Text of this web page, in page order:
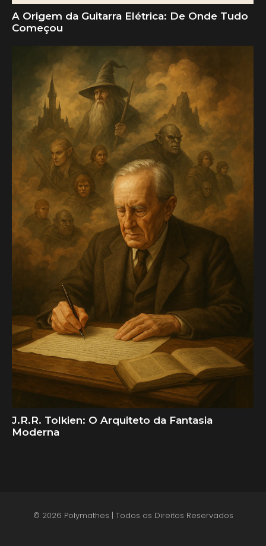
A Origem da Guitarra Elétrica: De Onde Tudo
Começou
J.R.R. Tolkien: O Arquiteto da Fantasia
Moderna
© 2026 Polymathes | Todos os Direitos Reservados